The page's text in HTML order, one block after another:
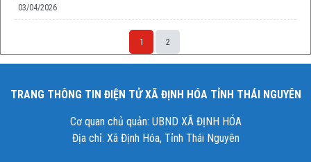
03/04/2026
1 2
TRANG THÔNG TIN ĐIỆN TỬ XÃ ĐỊNH HÓA TỈNH THÁI NGUYÊN
Cơ quan chủ quản: UBND XÃ ĐỊNH HÓA
Địa chỉ: Xã Định Hóa, Tỉnh Thái Nguyên